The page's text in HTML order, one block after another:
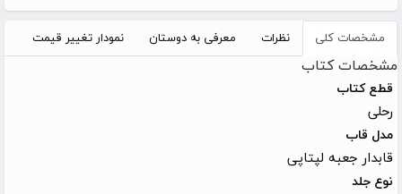
مشخصات کلی نظرات معرفی به دوستان نمودار تغییر قیمت
مشخصات کتاب
قطع کتاب
رحلی
مدل قاب
قابدار جعبه لپتاپی
نوع جلد